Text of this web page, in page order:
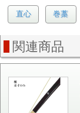
直心 巻藁
関連商品